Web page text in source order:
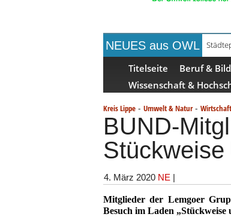
NEUES aus OWL
Titelseite Beruf &
Wissenschaft &
Kreis Lippe - Umwelt & Natur- Wirtschaft
BUND-
4. März 2020 NE |
Mitglieder der Lemgoer
Besuch im Laden